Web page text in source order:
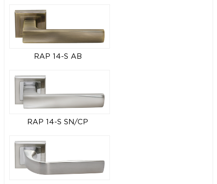
RAP 14-S AB
RAP 14-S SN/CP